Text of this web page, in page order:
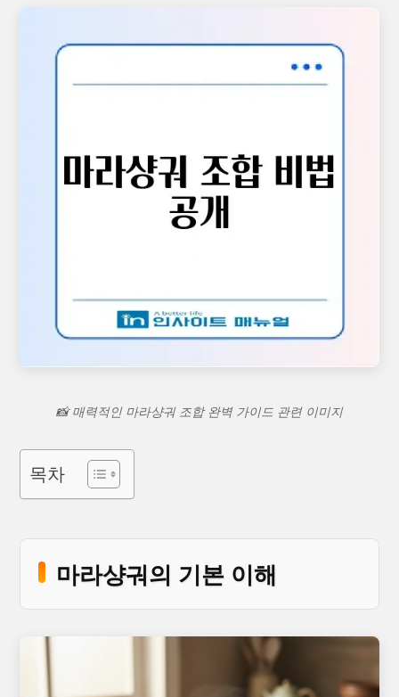
📸 매력적인 마라샹궈 조합 완벽 가이드 관련 이미지
목차
마라샹궈의 기본 이해